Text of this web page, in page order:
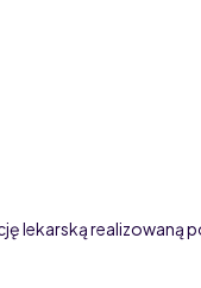
lekarską